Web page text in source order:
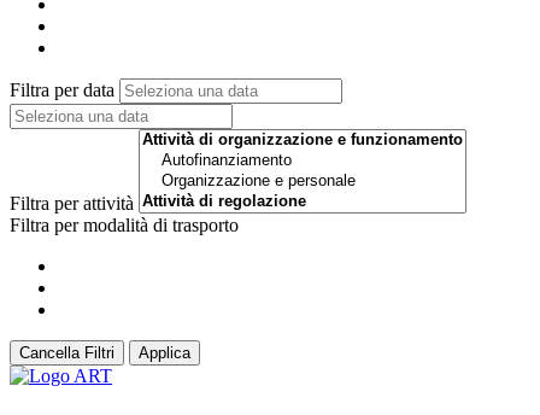
Filtra per data
Filtra per attività
Filtra per modalità di trasporto
Cancella Filtri Applica